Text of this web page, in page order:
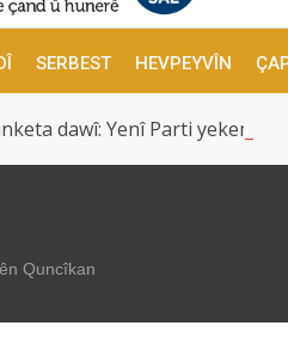
SERBEST HEVPEYVÎN
dawî: Yenî Parti yekem e,
Quncîkan